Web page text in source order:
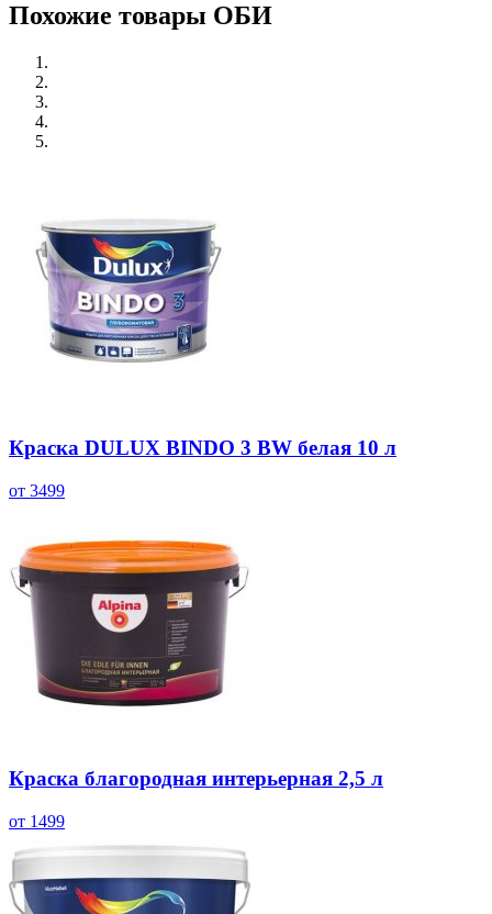
Похожие товары ОБИ
Краска DULUX BINDO 3 BW белая 10 л
от 3499
Краска благородная интерьерная 2,5 л
от 1499